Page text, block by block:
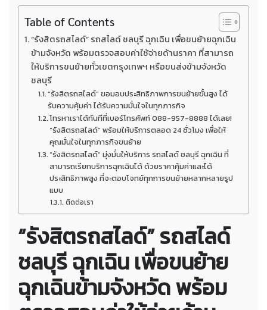
Table of Contents
“รังสิตรถสไลด์” รถสไลด์ ชลบุรี ฉุกเฉิน เพื่อขนย้ายฉุกเฉิน
ข้ามจังหวัด พร้อมตรวจสอบค่าใช้จ่ายด้านราคา ที่สามารถ
ให้บริการขนย้ายทั่วเขตกรุงเทพฯ หรือขนส่งข้ามจังหวัด
ชลบุรี
“รังสิตรถสไลด์” ขอมอบประสิทธิภาพการขนย้ายขั้นสูง ได้
รับความคุ้มค่า ได้รับความมั่นใจในทุกภารกิจ
โทรหาเราได้ทันทีที่เบอร์โทรศัพท์ 088-957-8888 ได้เลย!
“รังสิตรถสไลด์” พร้อมให้บริการตลอด 24 ชั่วโมง เพื่อให้
คุณมั่นใจในทุกภารกิจขนย้าย
“รังสิตรถสไลด์” มุ่งมั่นให้บริการ รถสไลด์ ชลบุรี ฉุกเฉิน ที่
สามารถเรียกบริการฉุกเฉินได้ ด้วยราคาคุ้มค่าและได้
ประสิทธิภาพสูง ที่จะตอบโจทย์ทุกการขนย้ายหลากหลายรูป
แบบ
ติดต่อเรา
“รังสิตรถสไลด์”รถสไลด์
ชลบุรี ฉุกเฉินเพื่อขนย้าย
ฉุกเฉินข้ามจังหวัด พร้อม